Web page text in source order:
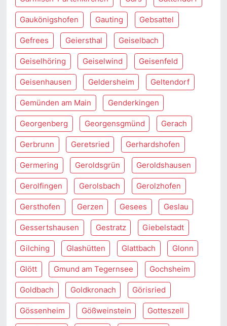
Gaukönigshofen Gauting Gebsattel
Gefrees Geiersthal Geiselbach
Geiselhöring Geiselwind Geisenfeld
Geisenhausen Geldersheim Geltendorf
Gemünden am Main Genderkingen
Georgenberg Georgensgmünd Gerach
Gerbrunn Geretsried Gerhardshofen
Germering Geroldsgrün Geroldshausen
Gerolfingen Gerolsbach Gerolzhofen
Gersthofen Gerzen Gesees Geslau
Gessertshausen Gestratz Giebelstadt
Gilching Glashütten Glattbach Glonn
Glött Gmund am Tegernsee Gochsheim
Goldbach Goldkronach Görisried
Gössenheim Gößweinstein Gotteszell